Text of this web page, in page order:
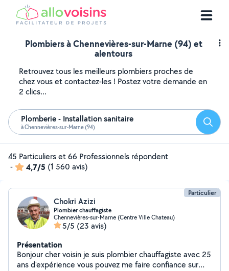
Plombiers à Chennevières-sur-Marne (94) et
alentours
Retrouvez tous les meilleurs plombiers proches de
chez vous et contactez-les ! Postez votre demande en
2 clics...
Plomberie - Installation sanitaire
à Chennevières-sur-Marne (94)
45 Particuliers et 66 Professionnels répondent
-
4,7/5 (1 560 avis)
Particulier
Chokri Azizi
Plombier chauffagiste
Chennevières-sur-Marne (Centre Ville Chateau)
5/5 (23 avis)
Présentation
Bonjour cher voisin je suis plombier chauffagiste avec 25
ans d'expérience vous pouvez me faire confiance sur